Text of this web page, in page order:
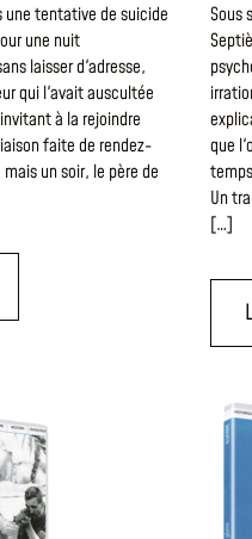
une tentative de suicide
une nuit
laisser d'adresse,
qui l'avait auscultée
à la rejoindre
faite de rendez-
un soir, le père de
Sous
que
Un
[…]